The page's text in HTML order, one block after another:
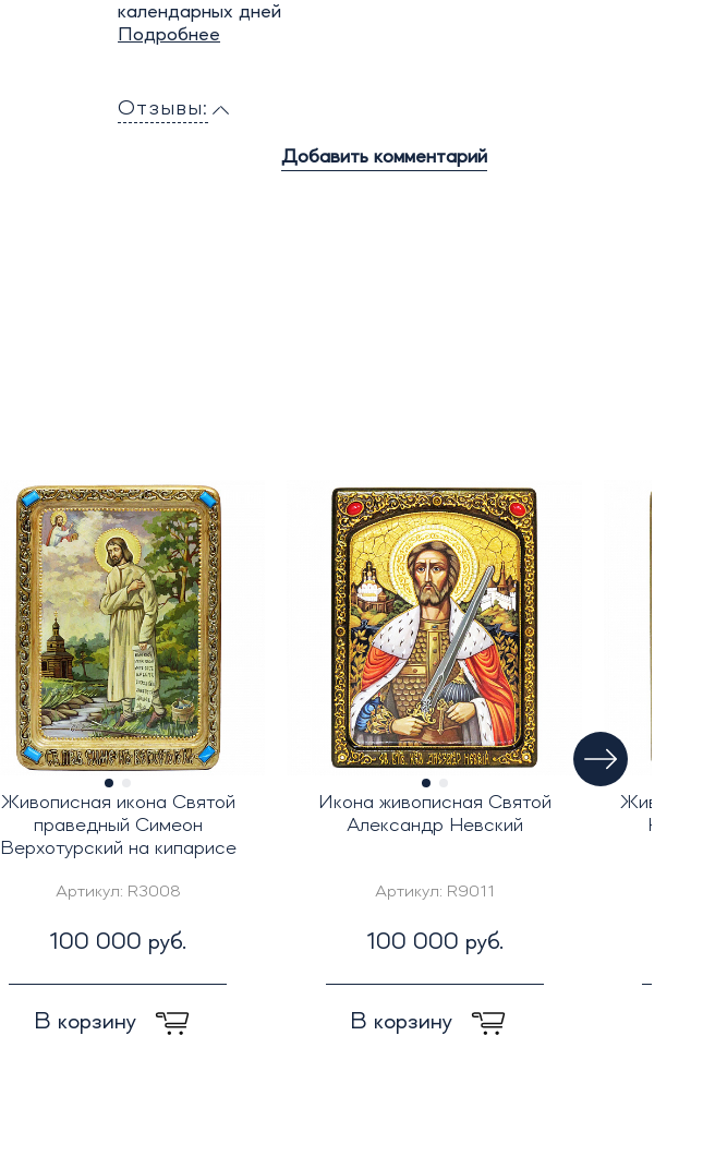
календарных дней
Подробнее
Отзывы:
Добавить комментарий
Живописная икона Святой
праведный Симеон
Верхотурский на кипарисе
Артикул: R3008
100 000 руб.
В корзину
Икона живописная Святой
Александр Невский
Артикул: R9011
100 000 руб.
В корзину